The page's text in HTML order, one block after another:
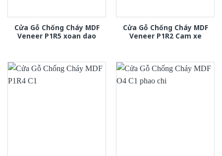
Cửa Gỗ Chống Cháy MDF
Veneer P1R5 xoan dao
Cửa Gỗ Chống Cháy MDF
Veneer P1R2 Cam xe